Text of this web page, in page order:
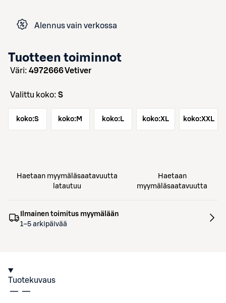
Alennus vain verkossa
Tuotteen toiminnot
väri: 4972666 Vetiver
Valittu koko: S
koko:S koko: M koko: L koko:XL koko:XXL
Haetaan myymäläsaatavuutta
latautuu
Haetaan
myymäläsaatavuutta
Ilmainen toimitus myymälään
1–5 arkipäivää
Tuotekuvaus